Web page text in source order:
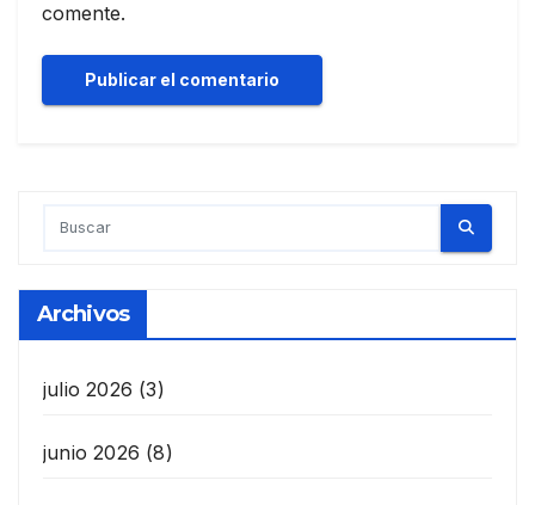
comente.
Archivos
julio 2026 (3)
junio 2026 (8)